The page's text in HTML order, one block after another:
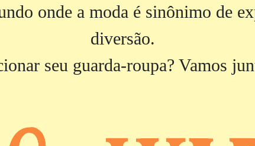
onde a moda é sinônimo de
diversão.
seu guarda-roupa? Vamos